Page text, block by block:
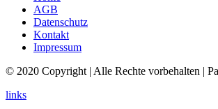
AGB
Datenschutz
Kontakt
Impressum
© 2020 Copyright | Alle Rechte vorbehalten |
links